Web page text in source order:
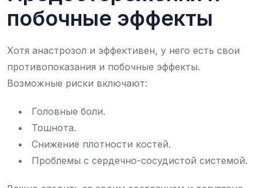
побочные эффекты
Хотя анастрозол и эффективен, у него есть свои
противопоказания и побочные эффекты.
Возможные риски включают:
Головные боли.
Тошнота.
Снижение плотности костей.
Проблемы с сердечно-сосудистой системой.